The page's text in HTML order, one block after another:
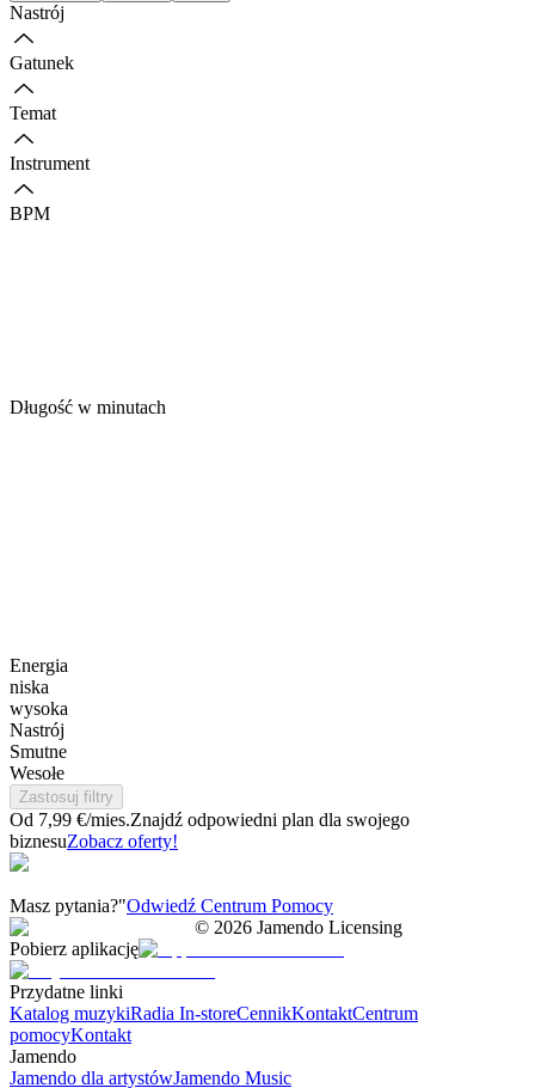
Nastrój
Gatunek
Temat
Instrument
BPM
Długość w minutach
Energia
niska
wysoka
Nastrój
Smutne
Wesołe
Zastosuj filtry
Od 7,99 €/mies.Znajdź odpowiedni plan dla swojego
biznesuZobacz oferty!
Masz pytania?"Odwiedź Centrum Pomocy
© 2026 Jamendo Licensing
Pobierz aplikację
Przydatne linki
Katalog muzykiRadia In-storeCennikKontaktCentrum
pomocyKontakt
Jamendo
Jamendo dla artystówJamendo Music